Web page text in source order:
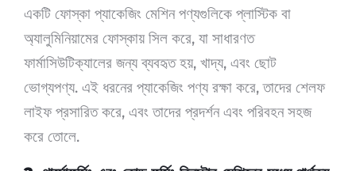
একটি ফোস্কা প্যাকেজিং মেশিন পণ্যগুলিকে প্লাস্টিক বা
অ্যালুমিনিয়ামের ফোস্কায় সিল করে, যা সাধারণত
ফার্মাসিউটিক্যালের জন্য ব্যবহৃত হয়, খাদ্য, এবং ছোট
ভোগ্যপণ্য. এই ধরনের প্যাকেজিং পণ্য রক্ষা করে, তাদের শেলফ
লাইফ প্রসারিত করে, এবং তাদের প্রদর্শন এবং পরিবহন সহজ
করে তোলে.